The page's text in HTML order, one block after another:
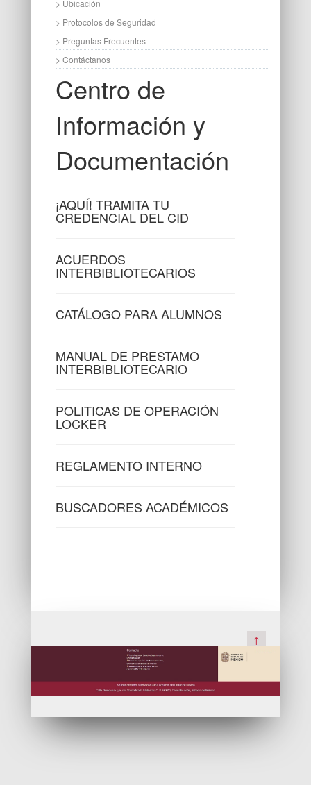
> Ubicación
> Protocolos de Seguridad
> Preguntas Frecuentes
> Contáctanos
Centro de
Información y
Documentación
¡AQUÍ! TRAMITA TU
CREDENCIAL DEL CID
ACUERDOS
INTERBIBLIOTECARIOS
CATÁLOGO PARA ALUMNOS
MANUAL DE PRESTAMO
INTERBIBLIOTECARIO
POLITICAS DE OPERACIÓN
LOCKER
REGLAMENTO INTERNO
BUSCADORES ACADÉMICOS
↑